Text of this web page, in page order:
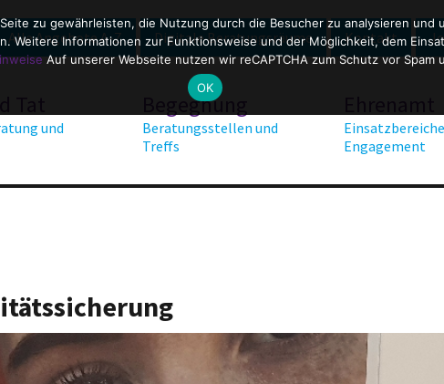
und
Begegnung
Beratungsstellen und
Treffs
Engagement
Alle Angebote A-Z Digitale Beratungsräume Kontakt
zu gewährleisten, die Nutzung durch die Besucher zu analysieren und
Weitere Informationen zur Funktionsweise und der Möglichkeit, dem
Auf unserer Webseite nutzen wir reCAPTCHA zum Schutz vor Spam
OK